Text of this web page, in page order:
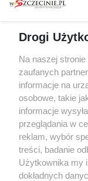
Spacery i
targi
Wernisaże
Więcej
Drogi
Na naszej
zaufanych
informacje na
osobowe, takie
informacje
przeglądania w
reklam, wybór
treści, badanie
Użytkownika my
dokładnych